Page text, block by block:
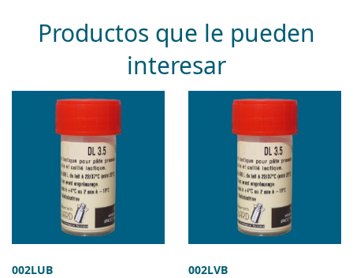
Productos que le pueden
interesar
002LUB 002LVB